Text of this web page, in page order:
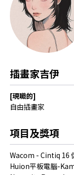
插畫家吉伊
[現職的]
自由插畫家
項目及獎項
Wacom - Cintiq 16
Huion平板電腦-